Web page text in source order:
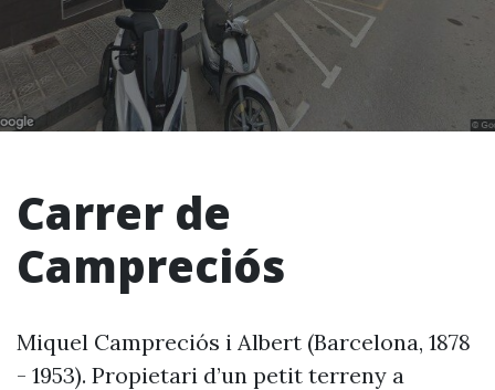
Carrer de
Campreciós
Miquel Campreciós i Albert (Barcelona, 1878
- 1953). Propietari d’un petit terreny a